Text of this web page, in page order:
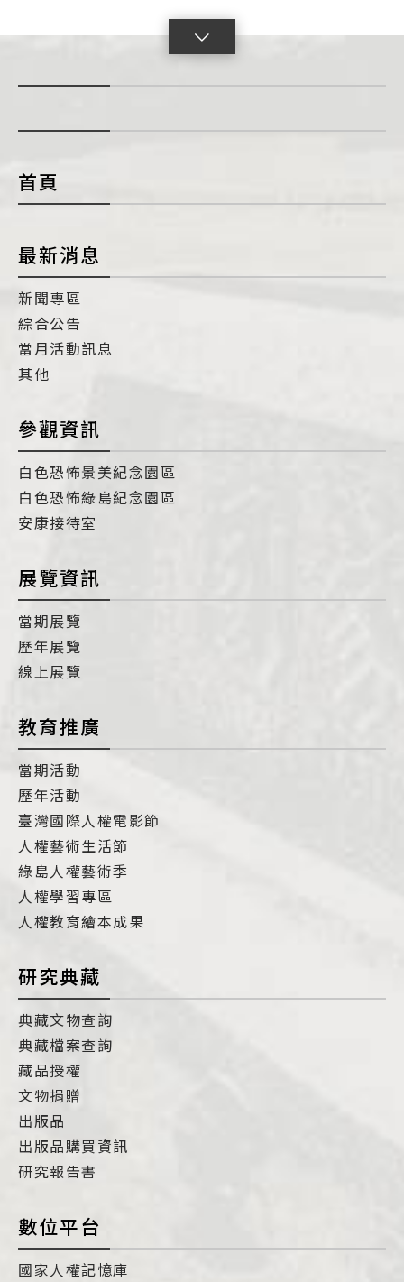
首頁
最新消息
新聞專區
綜合公告
當月活動訊息
其他
參觀資訊
白色恐怖景美紀念園區
白色恐怖綠島紀念園區
安康接待室
展覽資訊
當期展覽
歷年展覽
線上展覽
教育推廣
當期活動
歷年活動
臺灣國際人權電影節
人權藝術生活節
綠島人權藝術季
人權學習專區
人權教育繪本成果
研究典藏
典藏文物查詢
典藏檔案查詢
藏品授權
文物捐贈
出版品
出版品購買資訊
研究報告書
數位平台
國家人權記憶庫